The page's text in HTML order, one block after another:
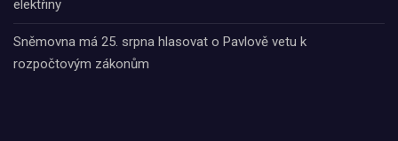
elektřiny
Sněmovna má 25. srpna hlasovat o Pavlově vetu k
rozpočtovým zákonům